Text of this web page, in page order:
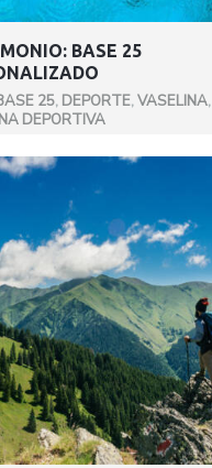
BASE 25
25, DEPORTE,VASELINA,
DEPORTIVA